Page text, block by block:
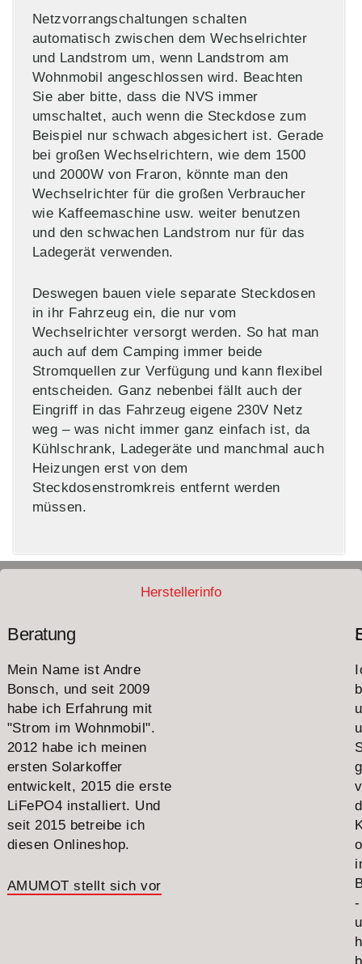
Herstellerinfo
Netzvorrangschaltungen schalten
automatisch zwischen dem Wechselrichter
und Landstrom um, wenn Landstrom am
Wohnmobil angeschlossen wird. Beachten
Sie aber bitte, dass die NVS immer
umschaltet, auch wenn die Steckdose zum
Beispiel nur schwach abgesichert ist. Gerade
bei großen Wechselrichtern, wie dem 1500
und 2000W von Fraron, könnte man den
Wechselrichter für die großen Verbraucher
wie Kaffeemaschine usw. weiter benutzen
und den schwachen Landstrom nur für das
Ladegerät verwenden.
Deswegen bauen viele separate Steckdosen
in ihr Fahrzeug ein, die nur vom
Wechselrichter versorgt werden. So hat man
auch auf dem Camping immer beide
Stromquellen zur Verfügung und kann flexibel
entscheiden. Ganz nebenbei fällt auch der
Eingriff in das Fahrzeug eigene 230V Netz
weg – was nicht immer ganz einfach ist, da
Kühlschrank, Ladegeräte und manchmal auch
Heizungen erst von dem
Steckdosenstromkreis entfernt werden
müssen.
Beratung
Mein Name ist Andre
Bonsch, und seit 2009
habe ich Erfahrung mit
"Strom im Wohnmobil".
2012 habe ich meinen
ersten Solarkoffer
entwickelt, 2015 die erste
LiFePO4 installiert. Und
seit 2015 betreibe ich
diesen Onlineshop.
AMUMOT stellt sich vor
-